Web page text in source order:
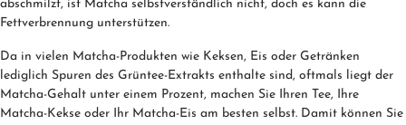
abschmilzt, ist Matcha selbstverständlich nicht, doch es kann die
Fettverbrennung unterstützen.
Da in vielen Matcha-Produkten wie Keksen, Eis oder Getränken
lediglich Spuren des Grüntee-Extrakts enthalte sind, oftmals liegt der
Matcha-Gehalt unter einem Prozent, machen Sie Ihren Tee, Ihre
Matcha-Kekse oder Ihr Matcha-Eis am besten selbst. Damit können Sie